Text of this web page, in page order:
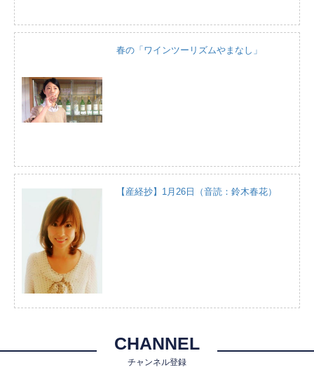
春の「ワインツーリズムやまなし」
【産経抄】1月26日（音読：鈴木春花）
CHANNEL
チャンネル登録